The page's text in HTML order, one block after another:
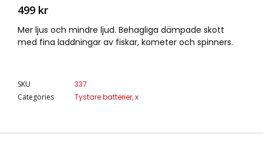
499 kr
Mer ljus och mindre ljud. Behagliga dämpade skott
med fina laddningar av fiskar, kometer och spinners.
SKU
337
Categories
Tystare batterier,x